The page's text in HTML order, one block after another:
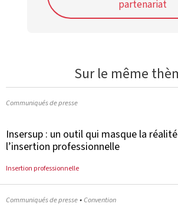
partenariat
Sur le même
Communiqués de presse
Insersup : un outil qui masque la
l’insertion professionnelle
Insertion professionnelle
Communiqués de presse•Convention